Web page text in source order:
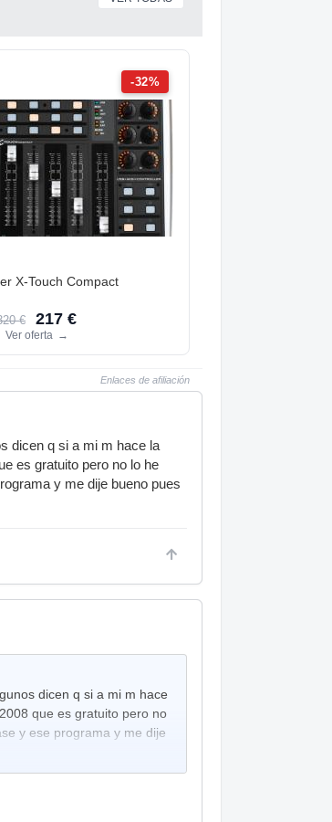
-32%
X-Touch Compact
€ 217 €
Ver oferta →
Enlaces de afiliación
dicen q si a mi m hace la
es gratuito pero no lo he
y me dije bueno pues
dicen q si a mi m hace
que es gratuito pero no
y ese programa y me dije